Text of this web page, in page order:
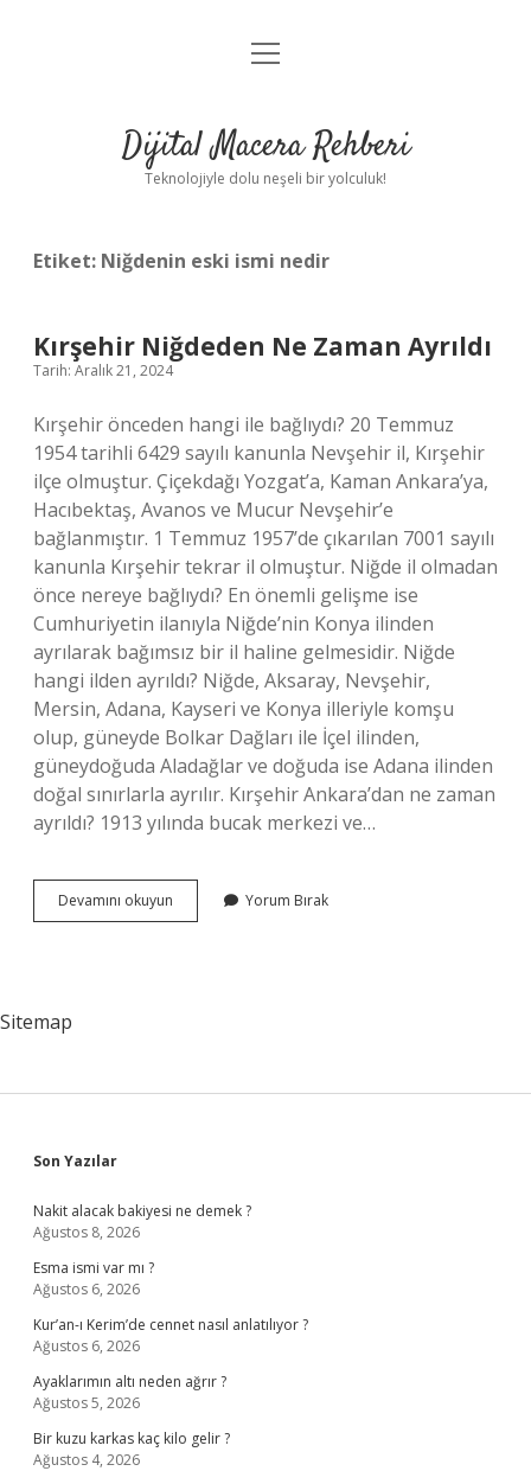
Anasayfa
Yasal Uyarı
menüyü
Dijital Macera Rehberi
Teknolojiyle dolu neşeli bir yolculuk!
Etiket: Niğdenin eski ismi nedir
Kırşehir Niğdeden Ne Zaman Ayrıldı
Tarih: Aralık 21, 2024
Kırşehir önceden hangi ile bağlıydı? 20 Temmuz
1954 tarihli 6429 sayılı kanunla Nevşehir il, Kırşehir
ilçe olmuştur. Çiçekdağı Yozgat’a, Kaman Ankara’ya,
Hacıbektaş, Avanos ve Mucur Nevşehir’e
bağlanmıştır. 1 Temmuz 1957’de çıkarılan 7001 sayılı
kanunla Kırşehir tekrar il olmuştur. Niğde il olmadan
önce nereye bağlıydı? En önemli gelişme ise
Cumhuriyetin ilanıyla Niğde’nin Konya ilinden
ayrılarak bağımsız bir il haline gelmesidir. Niğde
hangi ilden ayrıldı? Niğde, Aksaray, Nevşehir,
Mersin, Adana, Kayseri ve Konya illeriyle komşu
olup, güneyde Bolkar Dağları ile İçel ilinden,
güneydoğuda Aladağlar ve doğuda ise Adana ilinden
doğal sınırlarla ayrılır. Kırşehir Ankara’dan ne zaman
ayrıldı? 1913 yılında bucak merkezi ve…
Devamını okuyun
Niğdeden
Yorum Bırak
Sitemap
Sidebar
Son Yazılar
Nakit alacak bakiyesi ne demek ?
Ağustos 8, 2026
Esma ismi var mı ?
Ağustos 6, 2026
Kur’an-ı Kerim’de cennet nasıl anlatılıyor ?
Ağustos 6, 2026
Ayaklarımın altı neden ağrır ?
Ağustos 5, 2026
Bir kuzu karkas kaç kilo gelir ?
Ağustos 4, 2026